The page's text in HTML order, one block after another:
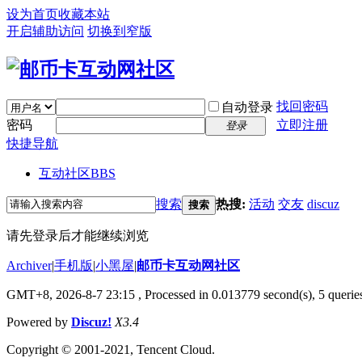
设为首页收藏本站
开启辅助访问 切换到窄版
自动登录 找回密码
密码
登录
立即注册
快捷导航
互动社区BBS
搜索 搜索 热搜: 活动 交友 discuz
请先登录后才能继续浏览
Archiver|手机版|小黑屋|邮币卡互动网社区
GMT+8, 2026-8-7 23:15 , Processed in 0.013779 second(s), 5
Powered by Discuz! X3.4
Copyright © 2001-2021, Tencent Cloud.